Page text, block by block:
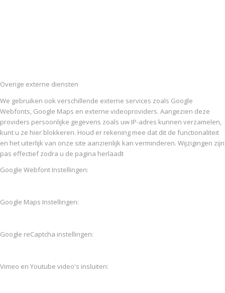
Overige externe diensten
We gebruiken ook verschillende externe services zoals Google
Webfonts, Google Maps en externe videoproviders. Aangezien deze
providers persoonlijke gegevens zoals uw IP-adres kunnen verzamelen,
kunt u ze hier blokkeren. Houd er rekening mee dat dit de functionaliteit
en het uiterlijk van onze site aanzienlijk kan verminderen. Wijzigingen zijn
pas effectief zodra u de pagina herlaadt
Google Webfont Instellingen:
Google Maps Instellingen:
Google reCaptcha instellingen:
Vimeo en Youtube video's insluiten: